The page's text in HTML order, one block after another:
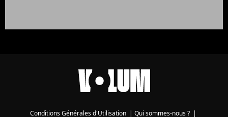
Conditions Générales d'Utilisation | Qui sommes-nous ? |